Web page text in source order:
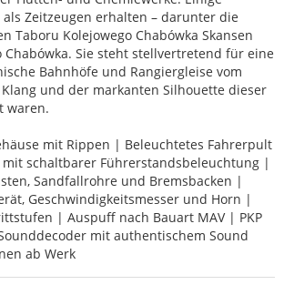
Zeitzeugen erhalten – darunter die
Taboru Kolejowego Chabówka Skansen
Chabówka. Sie steht stellvertretend für eine
Bahnhöfe und Rangiergleise vom
und der markanten Silhouette dieser
waren.
mit Rippen | Beleuchtetes Fahrerpult
schaltbarer Führerstandsbeleuchtung |
Sandfallrohre und Bremsbacken |
Geschwindigkeitsmesser und Horn |
| Auspuff nach Bauart MAV | PKP
mit authentischem Sound
ab Werk